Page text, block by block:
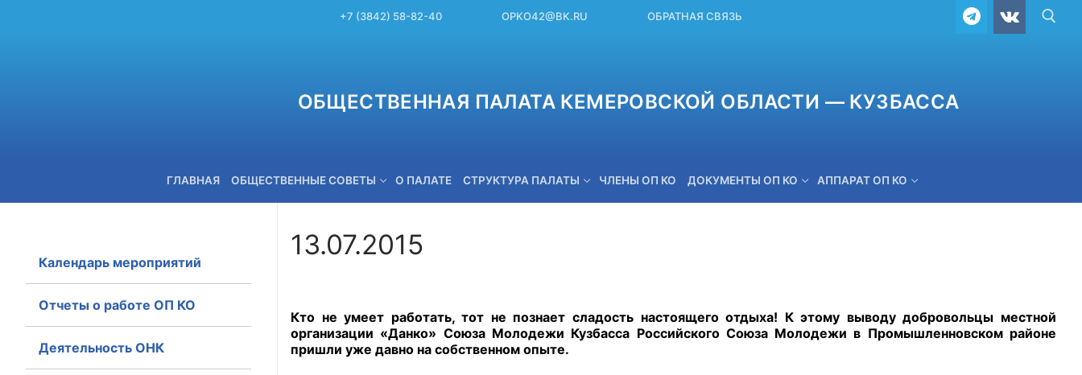
+7 (3842) 58-82-40 OPKO42@BK.RU ОБРАТНАЯ СВЯЗЬ
ОБЩЕСТВЕННАЯ ПАЛАТА КЕМЕРОВСКОЙ ОБЛАСТИ — КУЗБАССА
ГЛАВНАЯ ОБЩЕСТВЕННЫЕ СОВЕТЫ О ПАЛАТЕ СТРУКТУРА ПАЛАТЫ ЧЛЕНЫ ОП КО ДОКУМЕНТЫ ОП КО АППАРАТ ОП КО
13.07.2015
Кто не умеет работать, тот не познает сладость настоящего отдыха! К этому выводу добровольцы местной
организации «Данко» Союза Молодежи Кузбасса Российского Союза Молодежи в Промышленновском районе
пришли уже давно на собственном опыте.
Календарь мероприятий
Отчеты о работе ОП КО
Деятельность ОНК